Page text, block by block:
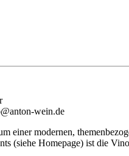
wein.de
einer modernen,
(siehe Homepage) ist die